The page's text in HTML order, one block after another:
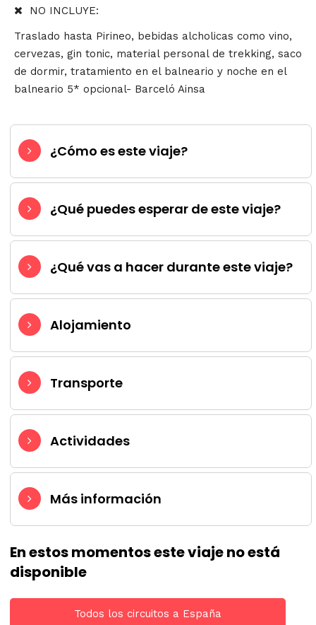
NO INCLUYE:
Traslado hasta Pirineo, bebidas alcholicas como vino,
cervezas, gin tonic, material personal de trekking, saco
de dormir, tratamiento en el balneario y noche en el
balneario 5* opcional- Barceló Ainsa
¿Cómo es este viaje?
¿Qué puedes esperar de este viaje?
¿Qué vas a hacer durante este viaje?
Alojamiento
Transporte
Actividades
Más información
En estos momentos este viaje no está
disponible
Todos los circuitos a España